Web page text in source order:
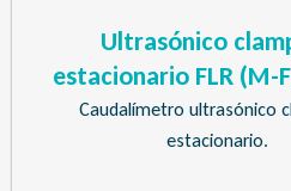
Ultrasónico
estacionario FLR (M-
Caudalímetro ultrasónico
estacionario.